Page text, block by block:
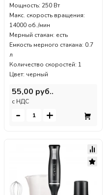
Мощность: 250 Вт
Макс. скорость вращения:
14000 об./мин
Мерный стакан: есть
Емкость мерного стакана: 0.7
л
Количество скоростей: 1
Цвет: черный
55,00 руб..
c НДС
- +